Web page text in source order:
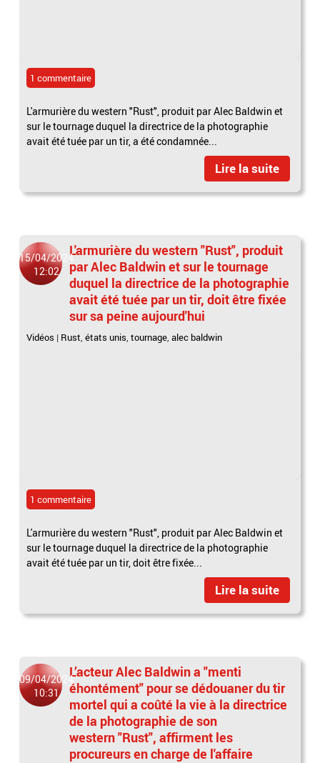
1 commentaire
L'armurière du western "Rust", produit par Alec Baldwin et
sur le tournage duquel la directrice de la photographie
avait été tuée par un tir, a été condamnée...
Lire la suite
15/04/2024
12:02
L'armurière du western "Rust", produit
par Alec Baldwin et sur le tournage
duquel la directrice de la photographie
avait été tuée par un tir, doit être fixée
sur sa peine aujourd'hui
Vidéos | Rust,états unis,tournage,alec baldwin
1 commentaire
L'armurière du western "Rust", produit par Alec Baldwin et
sur le tournage duquel la directrice de la photographie
avait été tuée par un tir, doit être fixée...
Lire la suite
09/04/2024
10:31
L’acteur Alec Baldwin a "menti
éhontément" pour se dédouaner du tir
mortel qui a coûté la vie à la directrice
de la photographie de son
western "Rust", affirment les
procureurs en charge de l'affaire